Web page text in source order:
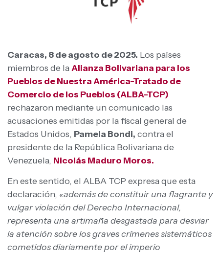
Caracas, 8 de agosto de 2025. Los países
miembros de laAlianza Bolivariana para los
Pueblos de Nuestra América-Tratado de
Comercio de los Pueblos (ALBA-TCP)
rechazaron mediante un comunicado las
acusaciones emitidas por la fiscal general de
Estados Unidos, Pamela Bondi, contra el
presidente de la República Bolivariana de
Venezuela, Nicolás Maduro Moros.
En este sentido, el ALBA TCP expresa que esta
declaración, «además de constituir una flagrante y
vulgar violación del Derecho Internacional,
representa una artimaña desgastada para desviar
la atención sobre los graves crímenes sistemáticos
cometidos diariamente por el imperio